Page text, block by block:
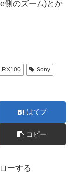
側のズーム)とか
RX100 Sony
はてブ
コピー
ーする